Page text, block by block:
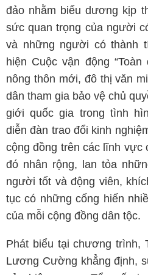
đảo nhằm biểu dương kịp
sức quan trọng của người
và những người có thành
hiện Cuộc vận động
nông thôn mới, đô thị văn
dân tham gia bảo vệ chủ
giới quốc gia trong tình
diễn đàn trao đổi kinh
cộng đồng trên các lĩnh vực
đó nhân rộng, lan tỏa
người tốt và động viên,
tục có những cống hiến
của mỗi cộng đồng dân tộc.
Phát biểu tại chương
Lương Cường khẳng định,